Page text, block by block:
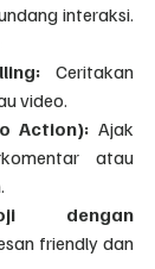
interaksi.
Ceritakan
video.
Action): Ajak
atau
dengan
friendly dan